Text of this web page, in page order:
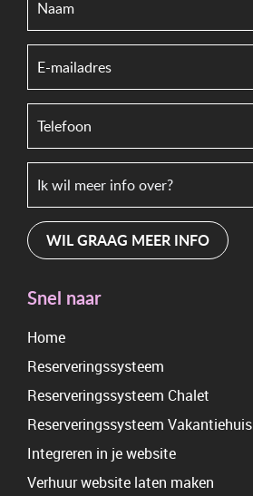
WIL GRAAG MEER INFO
Snel naar
Home
Reserveringssysteem
Reserveringssysteem Chalet
Reserveringssysteem Vakantiehuis
Integreren in je website
Verhuur website laten maken